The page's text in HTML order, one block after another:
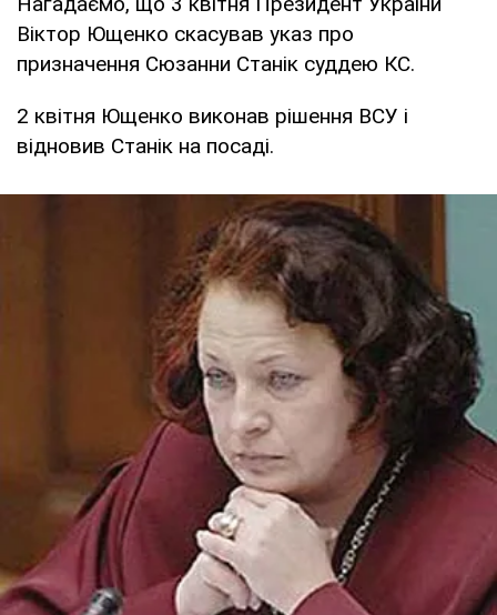
Віктор Ющенко скасував указ про
призначення Сюзанни Станік суддею КС.
2 квітня Ющенко виконав рішення ВСУ і
відновив Станік на посаді.